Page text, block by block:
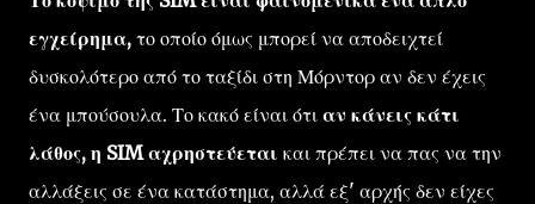
εγχείρημα, το οποίο όμως μπορεί να αποδειχτεί
δυσκολότερο από το ταξίδι στη Μόρντορ αν δεν έχεις
ένα μπούσουλα. Το κακό είναι ότι αν κάνεις κάτι
λάθος, η SIM αχρηστεύεται και πρέπει να πας να την
αλλάξεις σε ένα κατάστημα, αλλά εξ' αρχής δεν είχες